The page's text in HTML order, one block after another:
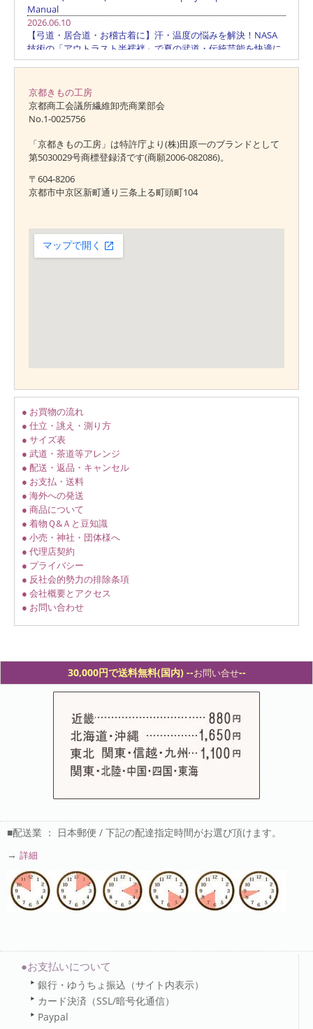
京都きもの工房
京都商工会議所繊維卸売商業部会
No.1-0025756
「京都きもの工房」は特許庁より(株)田原一のブランドとして
第5030029号商標登録済です(商願2006-082086)。
〒604-8206
京都市中京区新町通り三条上る町頭町104
● お買物の流れ
● 仕立・誂え・測り方
● サイズ表
● 武道・茶道等アレンジ
● 配送・返品・キャンセル
● お支払・送料
● 海外への発送
● 商品について
● 着物Ｑ&Ａと豆知識
● 小売・神社・団体様へ
● 代理店契約
● プライバシー
● 反社会的勢力の排除条項
● 会社概要とアクセス
● お問い合わせ
30,000円で送料無料(国内) --お問い合せ--
■配送業 ： 日本郵便 / 下記の配達指定時間がお選び頂けます。
→ 詳細
●お支払いについて
銀行・ゆうちょ振込（サイト内表示）
カード決済（SSL/暗号化通信）
Paypal